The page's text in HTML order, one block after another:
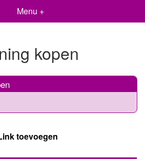
Menu +
kopen
toevoegen